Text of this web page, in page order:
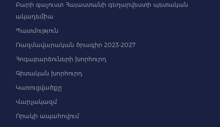
Բարի գալուստ Հայաստանի գեղարվեստի պետական
ակադեմիա
Պատմություն
Ռազմավարական ծրագիր 2023-2027
Հոգաբարձուների խորհուրդ
Գիտական խորհուրդ
Կառուցվածքը
Վարչակազմ
Որակի ապահովում